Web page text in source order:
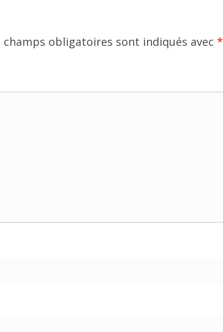
champs obligatoires sont indiqués avec *